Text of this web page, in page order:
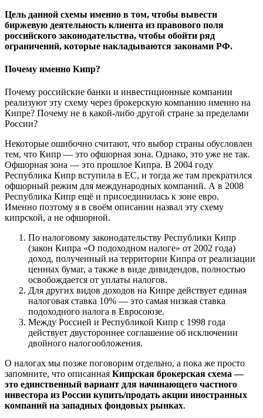
Цель данной схемы именно в том, чтобы вывести
биржевую деятельность клиента из правового поля
российского законодательства, чтобы обойти ряд
ограничений, которые накладываются законами РФ.
Почему именно Кипр?
Почему российские банки и инвестиционные компании
реализуют эту схему через брокерскую компанию именно на
Кипре? Почему не в какой-либо другой стране за пределами
России?
Некоторые ошибочно считают, что выбор страны обусловлен
тем, что Кипр — это офшорная зона. Однако, это уже не так.
Офшорная зона — это прошлое Кипра. В 2004 году
Республика Кипр вступила в ЕС, и тогда же там прекратился
офшорный режим для международных компаний. А в 2008
Республика Кипр ещё и присоединилась к зоне евро.
Именно поэтому я в своём описании назвал эту схему
кипрской, а не офшорной.
По налоговому законодательству Республики Кипр
(закон Кипра «О подоходном налоге» от 2002 года)
доход, полученный на территории Кипра от реализации
ценных бумаг, а также в виде дивидендов, полностью
освобождается от уплаты налогов.
Для других видов доходов на Кипре действует единая
налоговая ставка 10% — это самая низкая ставка
подоходного налога в Евросоюзе.
Между Россией и Республикой Кипр с 1998 года
действует двустороннее соглашение об исключении
двойного налогообложения.
О налогах мы позже поговорим отдельно, а пока же просто
запомните, что описанная Кипрская брокерская схема —
это единственный вариант для начинающего частного
инвестора из России купить/продать акции иностранных
компаний на западных фондовых рынках.